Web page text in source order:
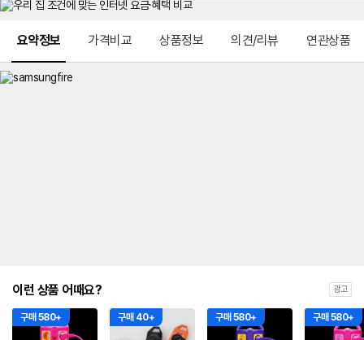
요약정보 가격비교 상품정보 의견/리뷰 연관상품
이런 상품 어때요? 광고
구매 580+ 구매 40+ 구매 580+ 구매 580+